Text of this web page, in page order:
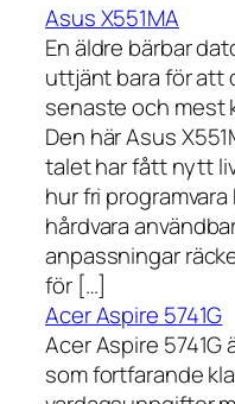
Asus X551MA
En äldre bärbar
uttjänt bara för att
senaste och mest
Den här Asus
talet har fått nytt
hur fri
hårdvara
anpassningar
för […]
Acer Aspire 5741G
Acer Aspire 5741G
som fortfarande